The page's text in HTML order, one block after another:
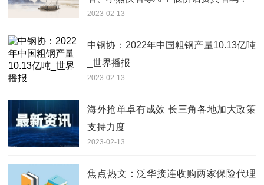
2023-02-13
中钢协：2022年中国粗钢产量10.13亿吨
_世界播报
2023-02-13
海外抢单卓有成效 长三角各地加大政策
支持力度
2023-02-13
焦点热文：泛华接连收购两家保险代理